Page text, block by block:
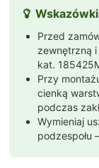
 Wskazówki
Przed
zewnętrzną
kat.
Przy
cienką
podczas
Wymieniaj
podzespołu